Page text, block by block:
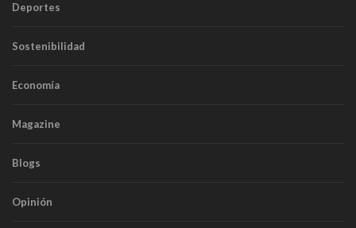
Deportes
Sostenibilidad
Economía
Magazine
Blogs
Opinión